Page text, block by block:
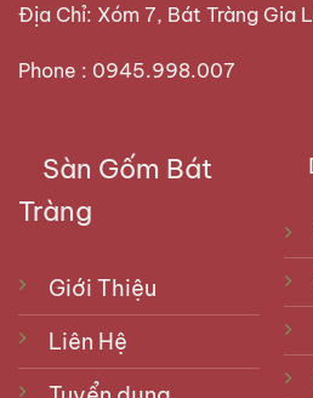
Địa Chỉ: Xóm 7, Bát Tràng Gia
Phone : 0945.998.007
Sàn Gốm Bát
Tràng
Giới Thiệu
Liên Hệ